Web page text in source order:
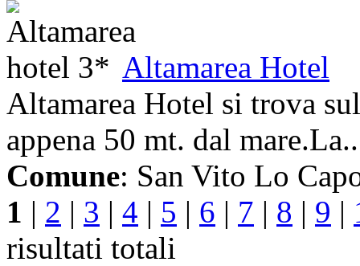
Altamarea Hotel
Altamarea Hotel si trova
appena 50 mt. dal
Comune: San Vito Lo
1 | 2 | 3 | 4 | 5 | 6 | 7 | 8 | 9 |
risultati totali